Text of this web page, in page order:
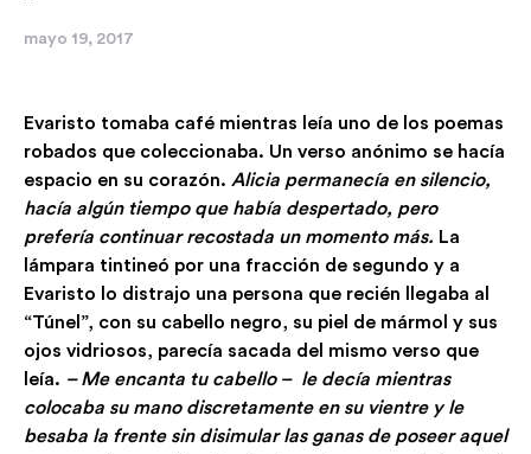
mayo 19, 2017
Evaristo tomaba café mientras leía uno de los poemas
robados que coleccionaba. Un verso anónimo se hacía
espacio en su corazón. Alicia permanecía en silencio,
hacía algún tiempo que había despertado, pero
prefería continuar recostada un momento más. La
lámpara tintineó por una fracción de segundo y a
Evaristo lo distrajo una persona que recién llegaba al
“Túnel”, con su cabello negro, su piel de mármol y sus
ojos vidriosos, parecía sacada del mismo verso que
leía. – Me encanta tu cabello – le decía mientras
colocaba su mano discretamente en su vientre y le
besaba la frente sin disimular las ganas de poseer aquel